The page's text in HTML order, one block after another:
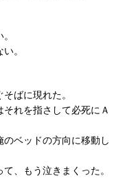
。
ばに現れた。
れを指さして必死にＡ
ベッドの方向に移動し
、もう泣きまくった。